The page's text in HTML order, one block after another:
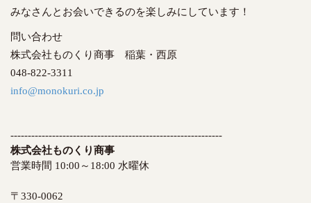
みなさんとお会いできるのを楽しみにしています！
問い合わせ
株式会社ものくり商事 稲葉・西原
048-822-3311
info@monokuri.co.jp
-------------------------------------------------------------
株式会社ものくり商事
営業時間 10:00～18:00 水曜休
〒330-0062